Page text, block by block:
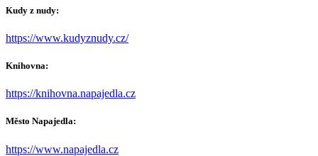
Kudy z nudy:
https://www.kudyznudy.cz/
Knihovna:
https://knihovna.napajedla.cz
Město Napajedla:
https://www.napajedla.cz